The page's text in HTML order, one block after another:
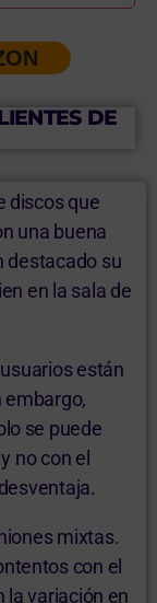
DE
discos que
una buena
destacado su
en la sala de
están
embargo,
se puede
no con el
mixtas.
con el
la variación en